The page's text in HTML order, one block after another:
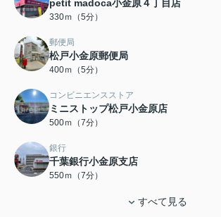
petit madoca小金原４丁目店
330ｍ（5分）
郵便局
松戸小金原郵便局
400ｍ（5分）
コンビニエンスストア
ミニストップ松戸小金原店
500ｍ（7分）
銀行
千葉銀行小金原支店
550ｍ（7分）
すべて見る